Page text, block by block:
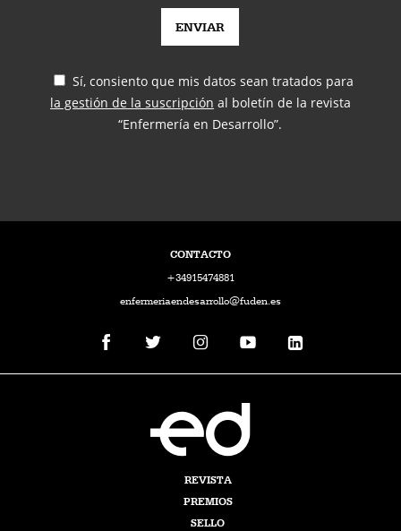
Sí, consiento que mis datos sean tratados para
la gestión de la suscripción al boletín de la revista
“Enfermería en Desarrollo”.
CONTACTO
+34915474881
enfermeriaendesarrollo@fuden.es
REVISTA
PREMIOS
SELLO